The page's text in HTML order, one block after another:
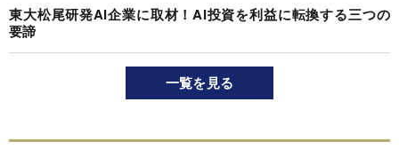
東大松尾研発AI企業に取材！AI投資を利益に転換する三つの
要諦
一覧を見る